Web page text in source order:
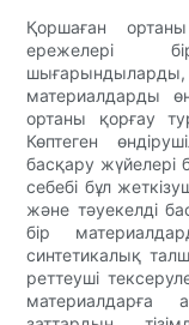
Қоршаған
ережелері
материалдарды
ортаны қорғау
Көптеген
басқару жүйелері
себебі бұл
және тәуекелді
бір
синтетикалық
реттеуші
материалдарға